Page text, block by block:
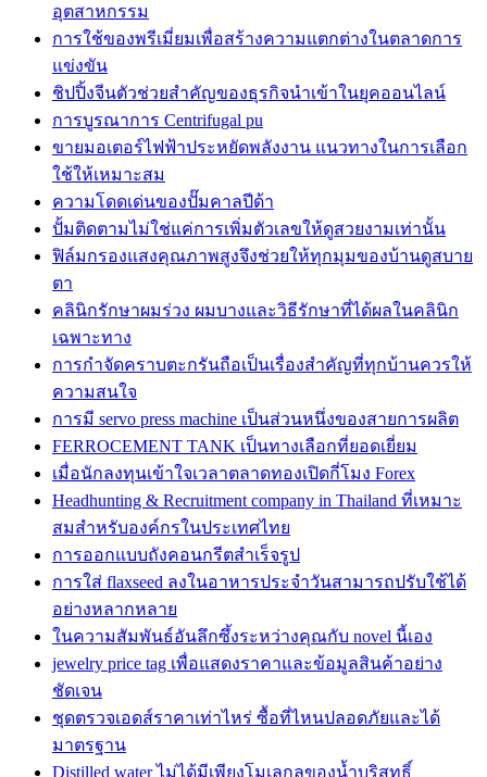
อุตสาหกรรม
การใช้ของพรีเมี่ยมเพื่อสร้างความแตกต่างในตลาดการ
แข่งขัน
ชิปปิ้งจีนตัวช่วยสำคัญของธุรกิจนำเข้าในยุคออนไลน์
การบูรณาการ Centrifugal pu
ขายมอเตอร์ไฟฟ้าประหยัดพลังงาน แนวทางในการเลือก
ใช้ให้เหมาะสม
ความโดดเด่นของปั๊มคาลปีด้า
ปั้มติดตามไม่ใช่แค่การเพิ่มตัวเลขให้ดูสวยงามเท่านั้น
ฟิล์มกรองแสงคุณภาพสูงจึงช่วยให้ทุกมุมของบ้านดูสบาย
ตา
คลินิกรักษาผมร่วง ผมบางและวิธีรักษาที่ได้ผลในคลินิก
เฉพาะทาง
การกำจัดคราบตะกรันถือเป็นเรื่องสำคัญที่ทุกบ้านควรให้
ความสนใจ
การมี servo press machine เป็นส่วนหนึ่งของสายการผลิต
FERROCEMENT TANK เป็นทางเลือกที่ยอดเยี่ยม
เมื่อนักลงทุนเข้าใจเวลาตลาดทองเปิดกี่โมง Forex
Headhunting & Recruitment company in Thailand ที่เหมาะ
สมสำหรับองค์กรในประเทศไทย
การออกแบบถังคอนกรีตสำเร็จรูป
การใส่ flaxseed ลงในอาหารประจำวันสามารถปรับใช้ได้
อย่างหลากหลาย
ในความสัมพันธ์อันลึกซึ้งระหว่างคุณกับ novel นี้เอง
jewelry price tag เพื่อแสดงราคาและข้อมูลสินค้าอย่าง
ชัดเจน
ชุดตรวจเอดส์ราคาเท่าไหร่ ซื้อที่ไหนปลอดภัยและได้
มาตรฐาน
Distilled water ไม่ได้มีเพียงโมเลกุลของน้ำบริสุทธิ์